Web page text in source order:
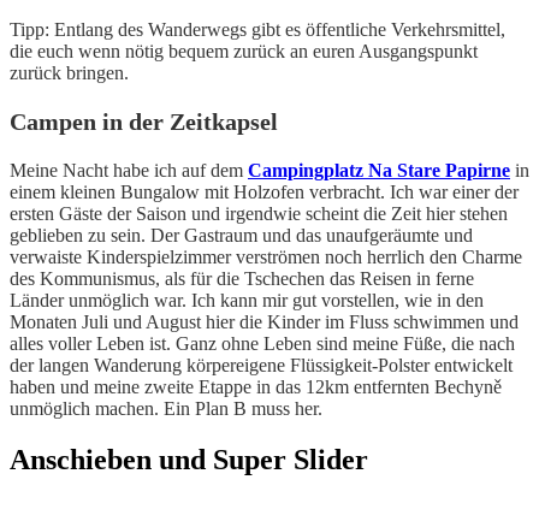
Tipp: Entlang des Wanderwegs gibt es öffentliche Verkehrsmittel,
die euch wenn nötig bequem zurück an euren Ausgangspunkt
zurück bringen.
Campen in der Zeitkapsel
Meine Nacht habe ich auf dem Campingplatz Na Stare Papirne in
einem kleinen Bungalow mit Holzofen verbracht. Ich war einer der
ersten Gäste der Saison und irgendwie scheint die Zeit hier stehen
geblieben zu sein. Der Gastraum und das unaufgeräumte und
verwaiste Kinderspielzimmer verströmen noch herrlich den Charme
des Kommunismus, als für die Tschechen das Reisen in ferne
Länder unmöglich war. Ich kann mir gut vorstellen, wie in den
Monaten Juli und August hier die Kinder im Fluss schwimmen und
alles voller Leben ist. Ganz ohne Leben sind meine Füße, die nach
der langen Wanderung körpereigene Flüssigkeit-Polster entwickelt
haben und meine zweite Etappe in das 12km entfernten Bechyně
unmöglich machen. Ein Plan B muss her.
Anschieben und Super Slider